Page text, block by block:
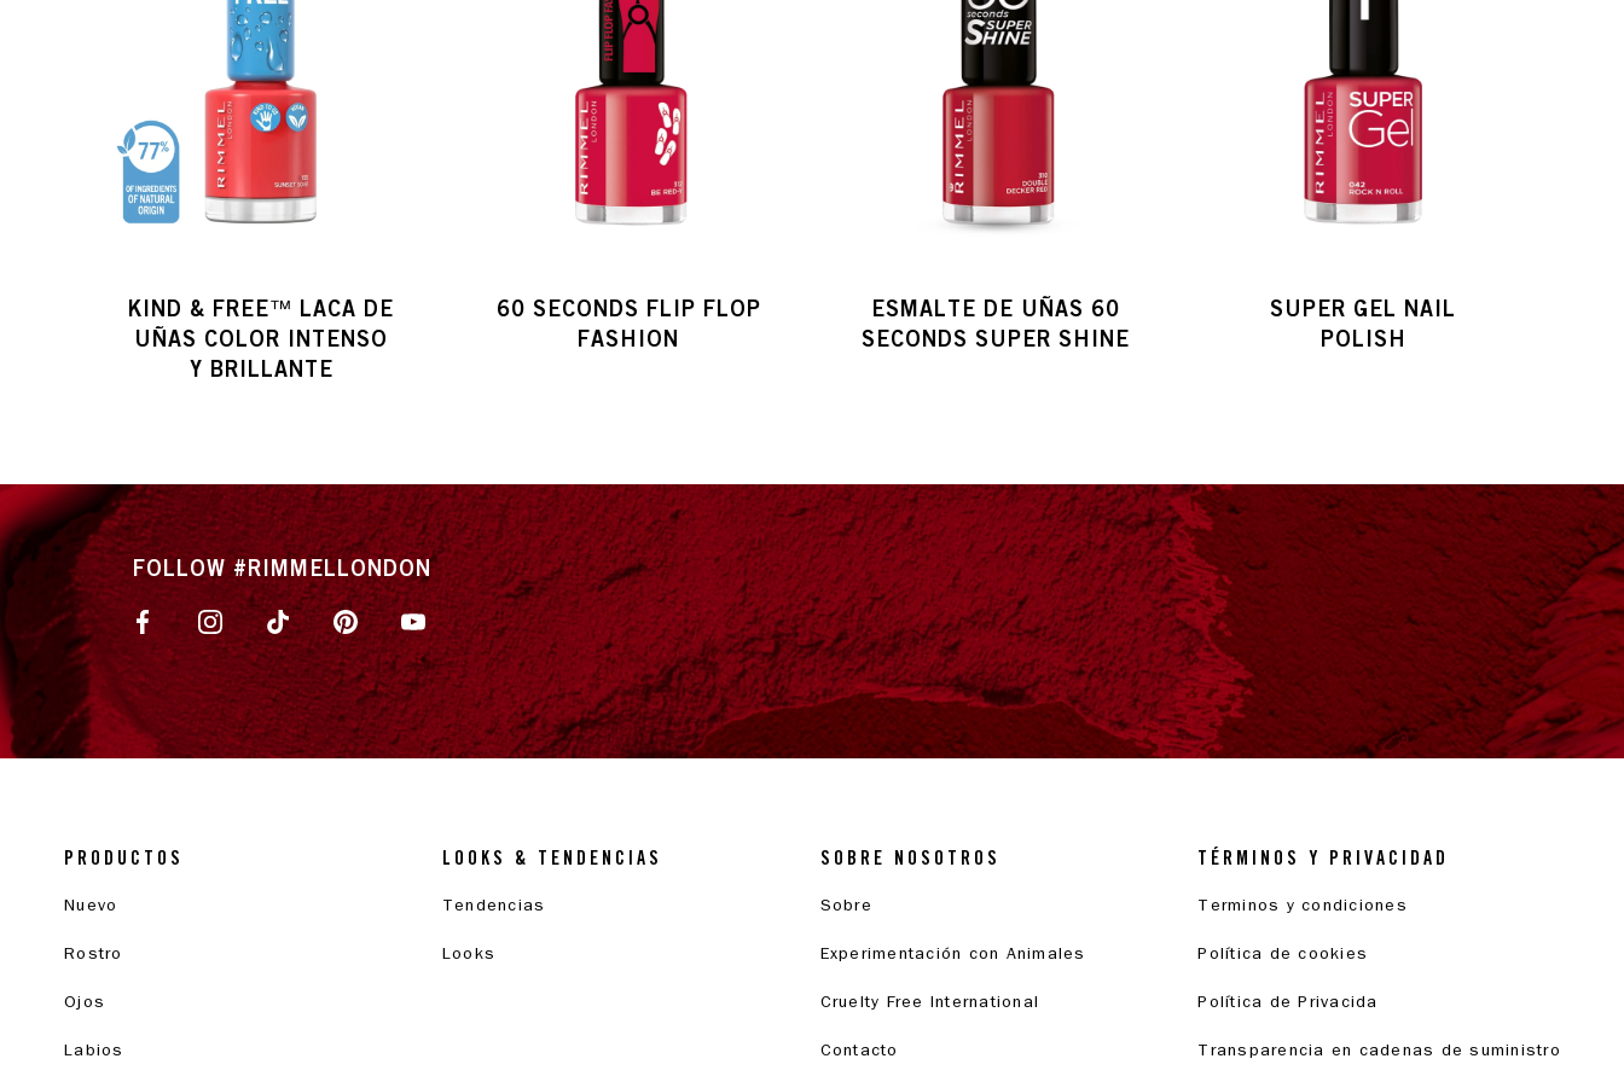
KIND & FREE™ LACA DE
UÑAS COLOR INTENSO
Y BRILLANTE
60 SECONDS FLIP FLOP
FASHION
ESMALTE DE UÑAS 60
SECONDS SUPER SHINE
SUPER GEL NAIL
POLISH
FOLLOW #RIMMELLONDON
PRODUCTOS
Nuevo
Rostro
Ojos
Labios
LOOKS & TENDENCIAS
Tendencias
Looks
SOBRE NOSOTROS
Sobre
Experimentación con Animales
Cruelty Free International
Contacto
TÉRMINOS Y PRIVACIDAD
Terminos y condiciones
Política de cookies
Política de Privacida
Transparencia en cadenas de suministro